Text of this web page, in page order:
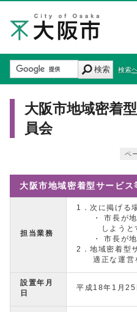
検索 検索
大阪市地域密着
員会
ペ
大阪市地域密着型サービス
担当業務
1．次に掲げる
・ 市長が地域
しようとす
・ 市長が地域
2．地域密着型
適正な運営を
設置年月
日
平成18年1月25